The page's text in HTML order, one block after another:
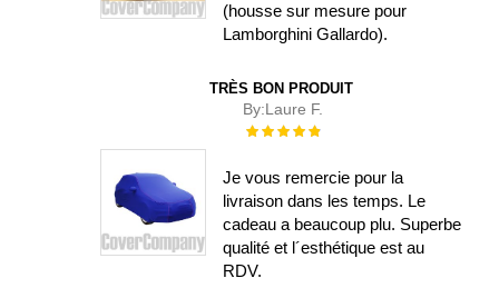
(housse sur mesure pour
Lamborghini Gallardo).
TRÈS BON PRODUIT
By:Laure F.
Évaluation :
Je vous remercie pour la
livraison dans les temps. Le
cadeau a beaucoup plu. Superbe
qualité et l´esthétique est au
RDV.